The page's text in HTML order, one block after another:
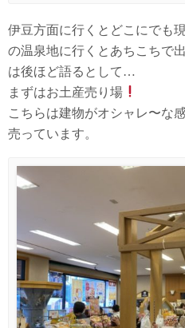
伊豆方面に行くとどこにでも
の温泉地に行くとあちこちで
は後ほど語るとして…
まずはお土産売り場
こちらは建物がオシャレ〜な
売っています。